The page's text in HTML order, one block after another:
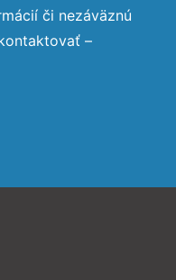
či nezáväznú
–